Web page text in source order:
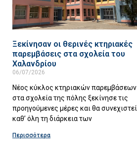
Ξεκίνησαν οι θερινές κτηριακές
παρεμβάσεις στα σχολεία του
Χαλανδρίου
06/07/2026
Νέος κύκλος κτηριακών παρεμβάσεων
στα σχολεία της πόλης ξεκίνησε τις
προηγούμενες μέρες και θα συνεχιστεί
καθ’ όλη τη διάρκεια των
Περισσότερα